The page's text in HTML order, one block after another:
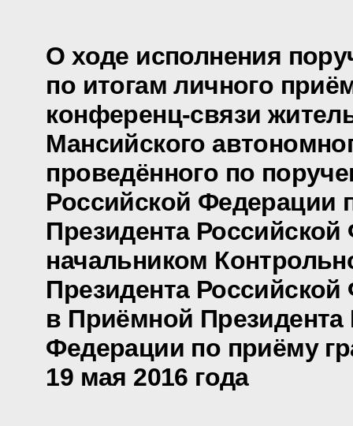
О ходе исполнения
по итогам личного
конференц-связи
Мансийского
проведённого по
Российской Федерации
Президента
начальником
Президента
в Приёмной Президента
Федерации по приёму
19 мая 2016 года